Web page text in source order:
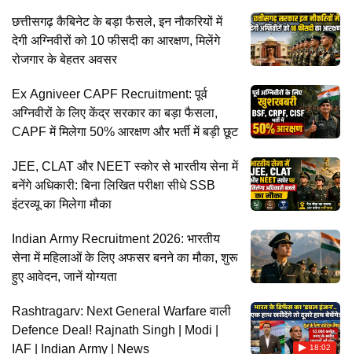
छत्तीसगढ़ कैबिनेट के बड़ा फैसले, इन नौकरियों में
देगी अग्निवीरों को 10 फीसदी का आरक्षण, मिलेंगे
रोजगार के बेहतर अवसर
Ex Agniveer CAPF Recruitment: पूर्व
अग्निवीरों के लिए केंद्र सरकार का बड़ा फैसला,
CAPF में मिलेगा 50% आरक्षण और भर्ती में बड़ी छूट
JEE, CLAT और NEET स्कोर से भारतीय सेना में
बनेंगे अधिकारी: बिना लिखित परीक्षा सीधे SSB
इंटरव्यू का मिलेगा मौका
Indian Army Recruitment 2026: भारतीय
सेना में महिलाओं के लिए अफसर बनने का मौका, शुरू
हुए आवेदन, जानें योग्यता
18:02
Rashtragarv: Next General Warfare वाली
Defence Deal! Rajnath Singh | Modi |
IAF | Indian Army | News